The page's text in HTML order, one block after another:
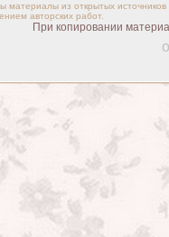
из открытых
авторских работ.
При копировании